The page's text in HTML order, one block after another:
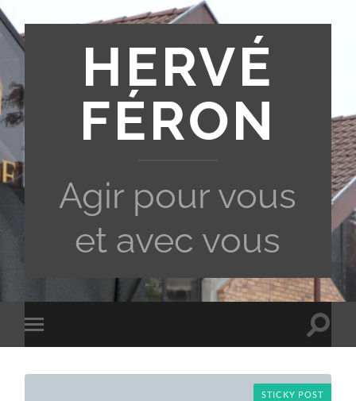
HERVÉ
FÉRON
Agir pour vous
et avec vous
Toggle
mobile
Toggle
STICKY POST